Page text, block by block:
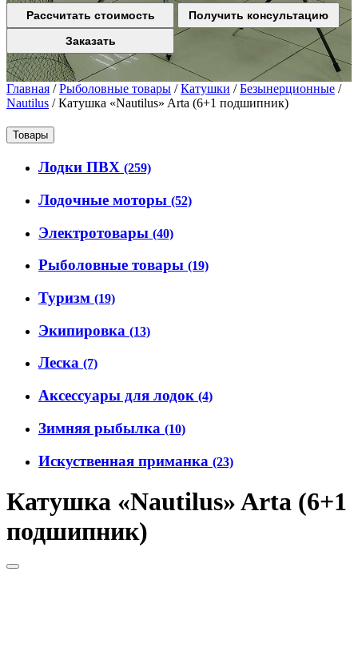
Рассчитать стоимость
Получить консультацию
Заказать
Главная /Рыболовные товары /Катушки /Безынерционные /
Nautilus /Катушка «Nautilus» Arta (6+1 подшипник)
Товары
Лодки ПВХ (259)
Лодочные моторы (52)
Электротовары (40)
Рыболовные товары (19)
Туризм (19)
Экипировка (13)
Леска (7)
Аксессуары для лодок (4)
Зимняя рыбылка (10)
Искуственная приманка (23)
Катушка «Nautilus» Arta (6+1
подшипник)